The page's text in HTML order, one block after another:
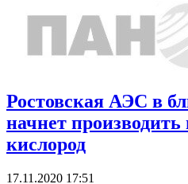
Ростовская АЭС в
начнет
кислород
17.11.2020 17:51